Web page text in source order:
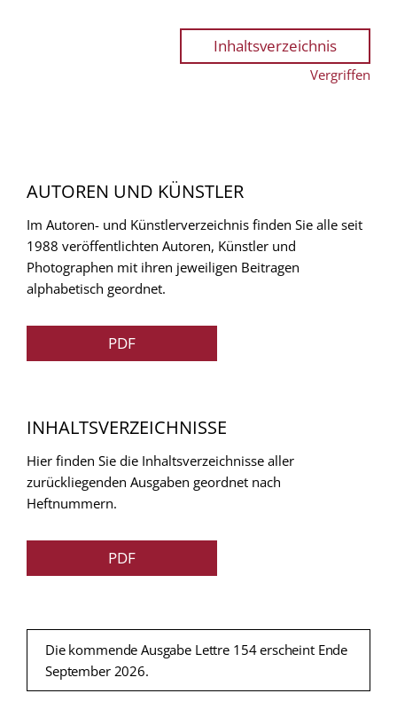
Inhaltsverzeichnis
Vergriffen
AUTOREN UND KÜNSTLER
Im Autoren- und Künstlerverzeichnis finden Sie alle seit
1988 veröffentlichten Autoren, Künstler und
Photographen mit ihren jeweiligen Beitragen
alphabetisch geordnet.
PDF
INHALTSVERZEICHNISSE
Hier finden Sie die Inhaltsverzeichnisse aller
zurückliegenden Ausgaben geordnet nach
Heftnummern.
PDF
Die kommende Ausgabe Lettre 154 erscheint Ende
September 2026.